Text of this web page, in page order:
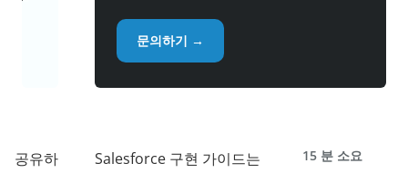
문의하기 →
공유하
Salesforce 구현 가이드는
15 분 소요